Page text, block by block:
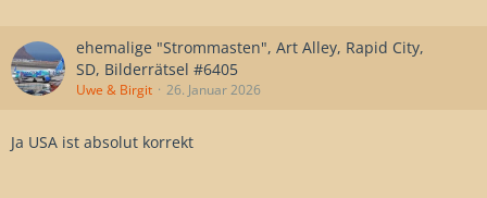
ehemalige "Strommasten", Art Alley, Rapid City,
SD, Bilderrätsel #6405
Uwe & Birgit 26. Januar 2026
Ja USA ist absolut korrekt